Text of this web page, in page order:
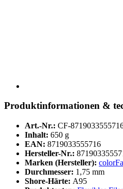
Produktinformationen &
Art.-Nr.: CF-
Inhalt: 650 g
EAN: 8719033555716
Hersteller-Nr.:
Marken (Hersteller):
Durchmesser: 1,75 mm
Shore-Härte: A95